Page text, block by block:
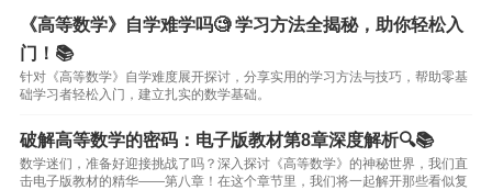
《高等数学》自学难学吗🧐 学习方法全揭秘，助你轻松入
门！📚
针对《高等数学》自学难度展开探讨，分享实用的学习方法与技巧，帮助零基
础学习者轻松入门，建立扎实的数学基础。
破解高等数学的密码：电子版教材第8章深度解析🔍📚
数学迷们，准备好迎接挑战了吗？深入探讨《高等数学》的神秘世界，我们直
击电子版教材的精华——第八章！在这个章节里，我们将一起解开那些看似复